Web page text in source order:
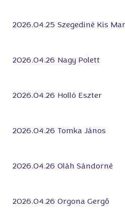
2026.04.25 Szegediné Kis
2026.04.26 Nagy Polett
2026.04.26 Holló Eszter
2026.04.26 Tomka János
2026.04.26 Oláh Sándorné
2026.04.26 Orgona Gergő